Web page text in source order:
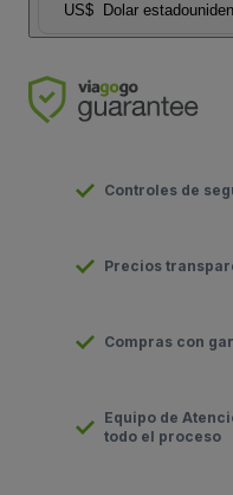
US$ Dolar
Controles de
Precios
Compras con
Equipo de
todo el proceso